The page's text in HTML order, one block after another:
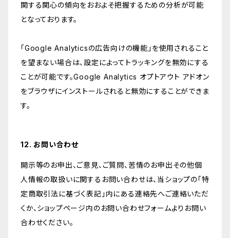
関する関心の傾向をおおよそ把握するための分析が可能
となっております。
「Google Analyticsの広告向けの機能」を使用されること
を望まない場合は、設定によってトラッキングを無効にする
ことが可能です。Google Analytics オプトアウト アドオン
をブラウザにインストールされると無効にすることができま
す。
12. お問い合わせ
開示等のお申出、ご意見、ご質問、苦情のお申出その他個
人情報の取扱いに関するお問い合わせは、当ショップの「特
定商取引法に基づく表記」内にある連絡先へご連絡いただ
くか、ショップページ内のお問い合わせフォームよりお問い
合わせください。